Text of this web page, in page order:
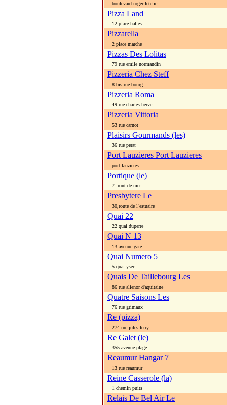
boulevard roger letelie
Pizza Land
12 place halles
Pizzarella
2 place marche
Pizzas Des Lolitas
79 rue emile normandin
Pizzeria Chez Steff
8 bis rue bourg
Pizzeria Roma
49 rue charles herve
Pizzeria Vittoria
53 rue carnot
Plaisirs Gourmands (les)
36 rue perat
Port Lauzieres Port Lauzieres
port lauzieres
Portique (le)
7 front de mer
Presbytere Le
30,route de l`estuaire
Quai 22
22 quai duperre
Quai N 13
13 avenue gare
Quai Numero 5
5 quai yser
Quais De Taillebourg Les
86 rue alienor d'aquitaine
Quatre Saisons Les
76 rue grimaux
Re (pizza)
274 rue jules ferry
Re Galet (le)
355 avenue plage
Reaumur Hangar 7
13 rue reaumur
Reine Casserole (la)
1 chemin puits
Relais De Bel Air Le